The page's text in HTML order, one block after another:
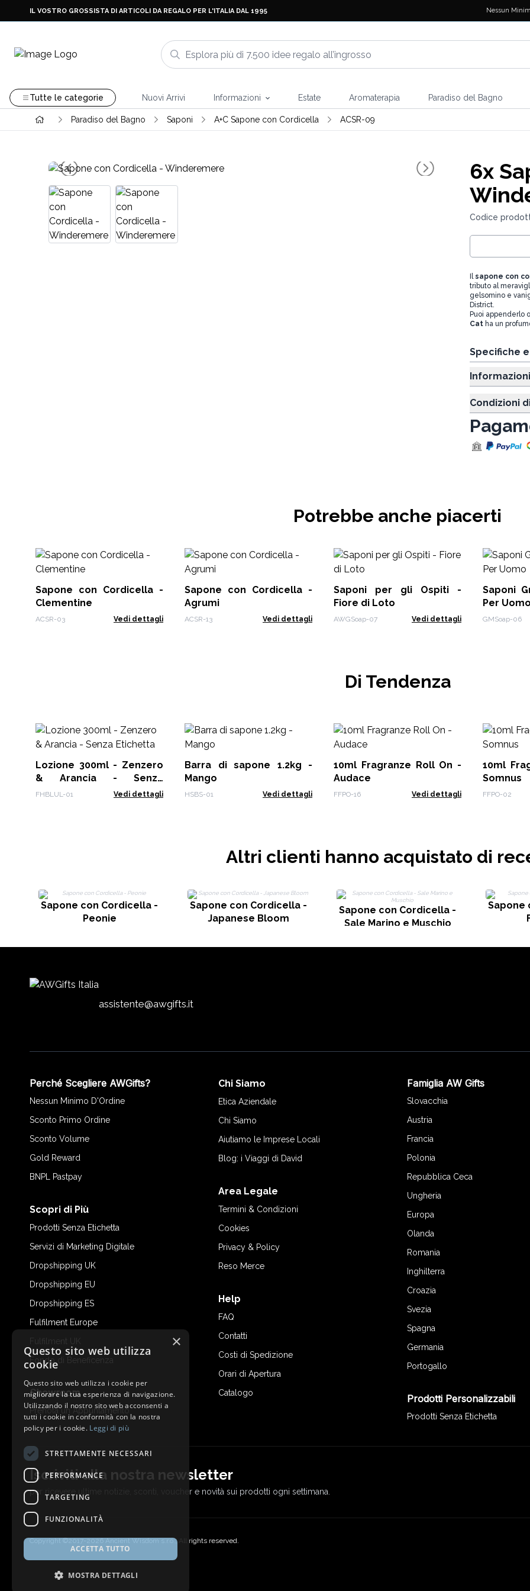
IL VOSTRO GROSSISTA DI ARTICOLI DA REGALO PER L'ITALIA DAL 1995 Nessun
Tutte le categorie Nuovi Arrivi Informazioni Estate Aromaterapia Paradiso del Bagno
Paradiso del Bagno Saponi A+C Sapone con Cordicella ACSR-09
6x
Codice
Ilsapone con
tributo al
gelsomino e
District.
Puoi appenderlo
Catha un
Specifiche
Condizioni
Potrebbe anche piacerti
Sapone con Cordicella -
Clementine
ACSR-03 Vedi dettagli
Sapone con Cordicella -
Agrumi
ACSR-13 Vedi dettagli
Saponi per gli Ospiti -
Fiore di Loto
AWGSoap-07 Vedi dettagli
Saponi
Per Uomo
GMSoap-06
Di Tendenza
Lozione 300ml - Zenzero
& Arancia - Senza
Etichetta
FHBLUL-01 Vedi dettagli
Barra di sapone 1.2kg -
Mango
HSBS-01 Vedi dettagli
10ml Fragranze Roll On -
Audace
FFPO-16 Vedi dettagli
10ml
Somnus
FFPO-02
Altri clienti hanno acquistato di
Sapone con Cordicella -
Peonie
Sapone con Cordicella -
Japanese Bloom
Sapone con Cordicella -
Sale Marino e Muschio
Sapone
assistente@awgifts.it
Perché Scegliere AWGifts?
Nessun Minimo D'Ordine
Sconto Primo Ordine
Sconto Volume
Gold Reward
BNPL Pastpay
Scopri di Più
Prodotti Senza Etichetta
Servizi di Marketing Digitale
Dropshipping UK
Dropshipping EU
Dropshipping ES
Fulfilment Europe
Fulfilment UK
Fondo di Beneficenza
Showroom
Prenota un Appuntamento
Chi Siamo
Etica Aziendale
Chi Siamo
Aiutiamo le Imprese Locali
Blog: i Viaggi di David
Area Legale
Termini & Condizioni
Cookies
Privacy & Policy
Reso Merce
Help
FAQ
Contatti
Costi di Spedizione
Orari di Apertura
Catalogo
Famiglia AW Gifts
Slovacchia
Austria
Francia
Polonia
Repubblica Ceca
Ungheria
Europa
Olanda
Romania
Inghilterra
Croazia
Svezia
Spagna
Germania
Portogallo
Prodotti Personalizzabili
Prodotti Senza Etichetta
Iscriviti alla nostra newsletter
per ricevere ultime notizie, sconti, voucher e novità sui prodotti ogni settimana.
Copyright ©2017-2026 Ancient Wisdom s.r.o., All rights reserved.
×
Questo sito web utilizza
cookie
Questo sito web utilizza i cookie per
migliorare la tua esperienza di navigazione.
Utilizzando il nostro sito web acconsenti a
tutti i cookie in conformità con la nostra
policy per i cookie. Leggi di più
STRETTAMENTE NECESSARI
PERFORMANCE
TARGETING
FUNZIONALITÀ
ACCETTA TUTTO
MOSTRA DETTAGLI